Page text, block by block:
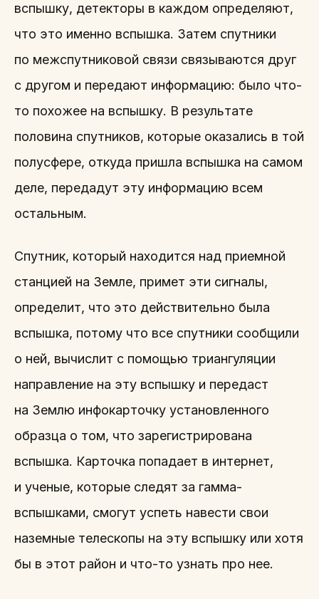
вспышку, детекторы в каждом определяют,
что это именно вспышка. Затем спутники
по межспутниковой связи связываются друг
с другом и передают информацию: было что-
то похожее на вспышку. В результате
половина спутников, которые оказались в той
полусфере, откуда пришла вспышка на самом
деле, передадут эту информацию всем
остальным.
Спутник, который находится над приемной
станцией на Земле, примет эти сигналы,
определит, что это действительно была
вспышка, потому что все спутники сообщили
о ней, вычислит с помощью триангуляции
направление на эту вспышку и передаст
на Землю инфокарточку установленного
образца о том, что зарегистрирована
вспышка. Карточка попадает в интернет,
и ученые, которые следят за гамма-
вспышками, смогут успеть навести свои
наземные телескопы на эту вспышку или хотя
бы в этот район и что-то узнать про нее.